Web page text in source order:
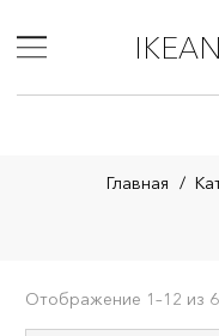
Главная /
Отображение 1–12 из